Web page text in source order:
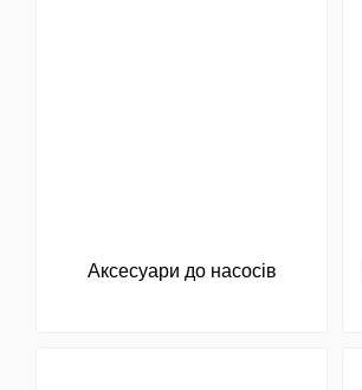
Аксесуари до насосів